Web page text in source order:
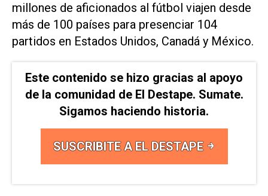
millones de aficionados al fútbol viajen desde
más de 100 países para presenciar 104
partidos en Estados Unidos, Canadá y México.
Este contenido se hizo gracias al apoyo
de la comunidad de El Destape. Sumate.
Sigamos haciendo historia.
SUSCRIBITE A EL DESTAPE